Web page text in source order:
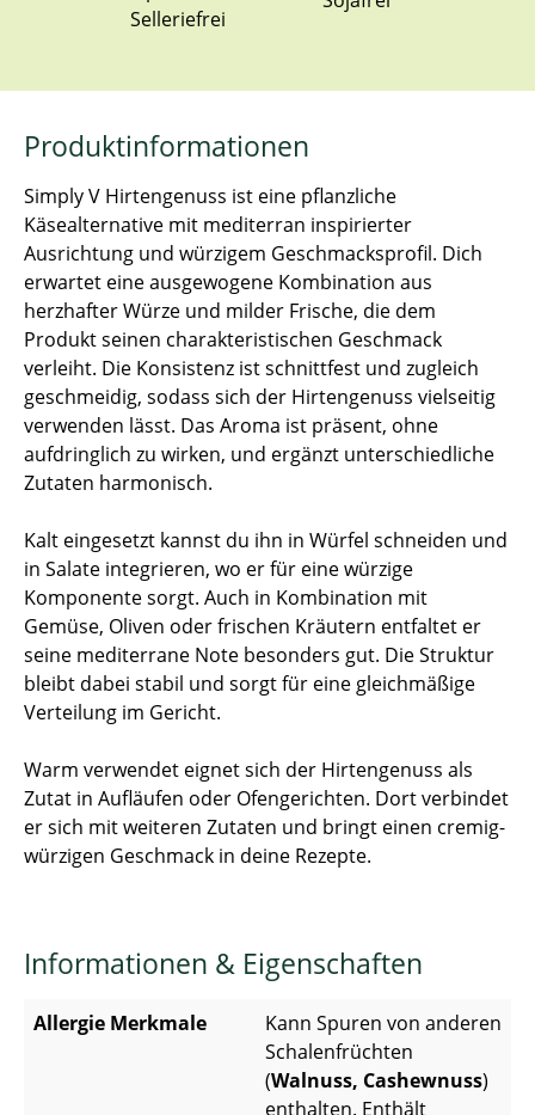
Selleriefrei
Produktinformationen
Simply V Hirtengenuss ist eine pflanzliche
Käsealternative mit mediterran inspirierter
Ausrichtung und würzigem Geschmacksprofil. Dich
erwartet eine ausgewogene Kombination aus
herzhafter Würze und milder Frische, die dem
Produkt seinen charakteristischen Geschmack
verleiht. Die Konsistenz ist schnittfest und zugleich
geschmeidig, sodass sich der Hirtengenuss vielseitig
verwenden lässt. Das Aroma ist präsent, ohne
aufdringlich zu wirken, und ergänzt unterschiedliche
Zutaten harmonisch.
Kalt eingesetzt kannst du ihn in Würfel schneiden und
in Salate integrieren, wo er für eine würzige
Komponente sorgt. Auch in Kombination mit
Gemüse, Oliven oder frischen Kräutern entfaltet er
seine mediterrane Note besonders gut. Die Struktur
bleibt dabei stabil und sorgt für eine gleichmäßige
Verteilung im Gericht.
Warm verwendet eignet sich der Hirtengenuss als
Zutat in Aufläufen oder Ofengerichten. Dort verbindet
er sich mit weiteren Zutaten und bringt einen cremig-
würzigen Geschmack in deine Rezepte.
Informationen & Eigenschaften
Allergie Merkmale
Kann Spuren von anderen
Schalenfrüchten
(Walnuss, Cashewnuss)
enthalten. Enthält